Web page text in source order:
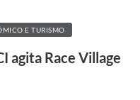
E TURISMO
agita Race Village